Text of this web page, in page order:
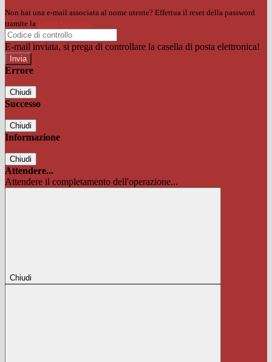
Non hai una e-mail associata al nome utente? Effettua il reset della password
tramite la Login Spaggiari
E-mail inviata, si prega di controllare la casella di posta elettronica!
Errore
Chiudi
Successo
Chiudi
Informazione
Chiudi
Attendere...
Attendere il completamento dell'operazione...
Chiudi